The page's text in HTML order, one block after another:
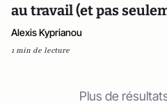
au travail (et pas
Alexis Kyprianou
1 min de lecture
Plus de